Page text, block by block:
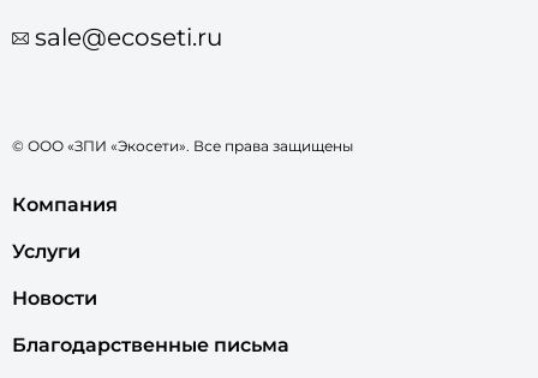
sale@ecoseti.ru
© ООО «ЗПИ «Экосети». Все права защищены
Компания
Услуги
Новости
Благодарственные письма